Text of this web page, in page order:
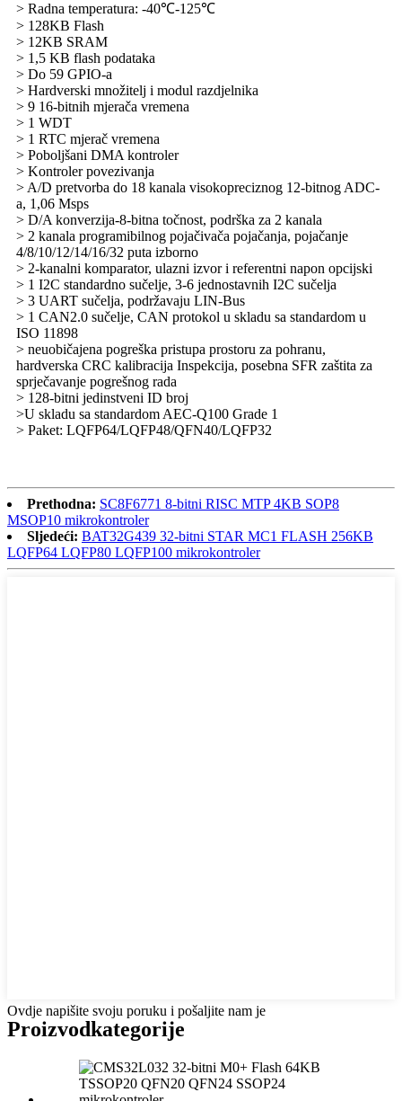
> Radna temperatura: -40℃-125℃
> 128KB Flash
> 12KB SRAM
> 1,5 KB flash podataka
> Do 59 GPIO-a
> Hardverski množitelj i modul razdjelnika
> 9 16-bitnih mjerača vremena
> 1 WDT
> 1 RTC mjerač vremena
> Poboljšani DMA kontroler
> Kontroler povezivanja
> A/D pretvorba do 18 kanala visokopreciznog 12-bitnog ADC-
a, 1,06 Msps
> D/A konverzija-8-bitna točnost, podrška za 2 kanala
> 2 kanala programibilnog pojačivača pojačanja, pojačanje
4/8/10/12/14/16/32 puta izborno
> 2-kanalni komparator, ulazni izvor i referentni napon opcijski
> 1 I2C standardno sučelje, 3-6 jednostavnih I2C sučelja
> 3 UART sučelja, podržavaju LIN-Bus
> 1 CAN2.0 sučelje, CAN protokol u skladu sa standardom u
ISO 11898
> neuobičajena pogreška pristupa prostoru za pohranu,
hardverska CRC kalibracija Inspekcija, posebna SFR zaštita za
sprječavanje pogrešnog rada
> 128-bitni jedinstveni ID broj
>U skladu sa standardom AEC-Q100 Grade 1
> Paket: LQFP64/LQFP48/QFN40/LQFP32
Prethodna: SC8F6771 8-bitni RISC MTP 4KB SOP8
MSOP10 mikrokontroler
Sljedeći: BAT32G439 32-bitni STAR MC1 FLASH 256KB
LQFP64 LQFP80 LQFP100 mikrokontroler
Ovdje napišite svoju poruku i pošaljite nam je
Proizvodkategorije